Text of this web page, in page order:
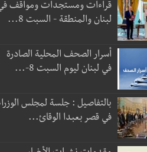
قراءات ومستجدات ومواقف
لبنان والمنطقة - السبت 8...
أسرار الصحف المحلية الصادرة
في لبنان ليوم السبت 8-...
بالتفاصيل : جلسة لمجلس
في قصر بعبدا الوقائ...